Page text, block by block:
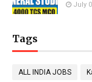
July
Tags
ALL INDIA JOBS